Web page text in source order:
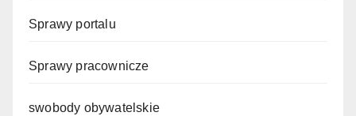
Sprawy portalu
Sprawy pracownicze
swobody obywatelskie